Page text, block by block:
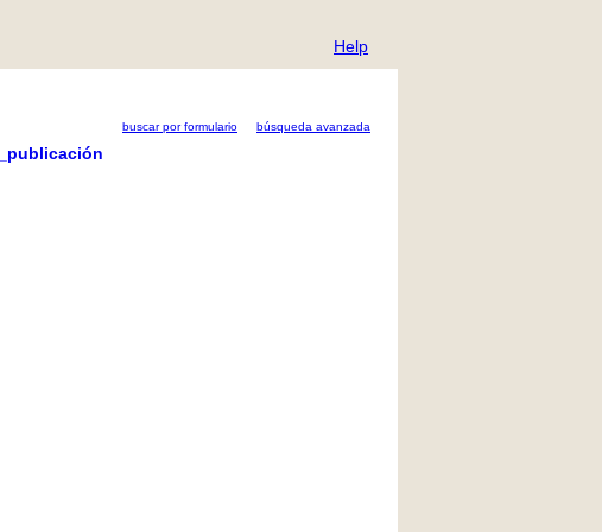
Help
buscar por formulario búsqueda avanzada